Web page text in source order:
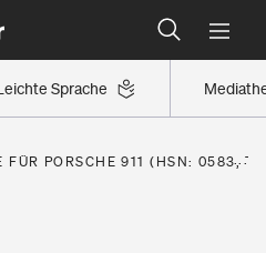
Sprache
finden
eingestuft
finden
FÜR PORSCHE 911 (HSN: 0583,